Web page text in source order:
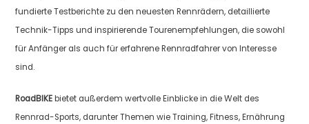
fundierte Testberichte zu den neuesten Rennrädern, detaillierte
Technik-Tipps und inspirierende Tourenempfehlungen, die sowohl
für Anfänger als auch für erfahrene Rennradfahrer von Interesse
sind.
RoadBIKEbietet außerdem wertvolle Einblicke in die Welt des
Rennrad-Sports, darunter Themen wie Training, Fitness, Ernährung